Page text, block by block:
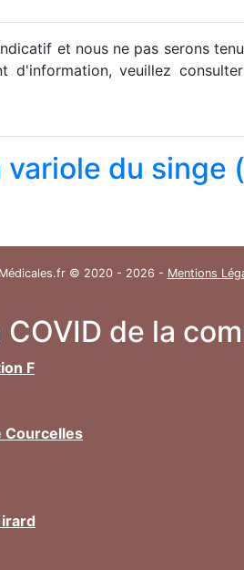
et nous ne pas serons
d'information, veuillez
variole du singe
© 2020 - 2026 - Mentions
de la
F
Courcelles